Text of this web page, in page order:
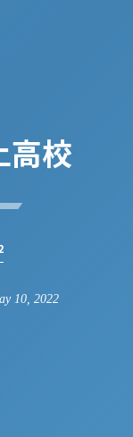
高校
10,2022